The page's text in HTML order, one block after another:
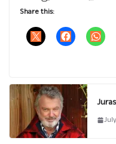
Share this: